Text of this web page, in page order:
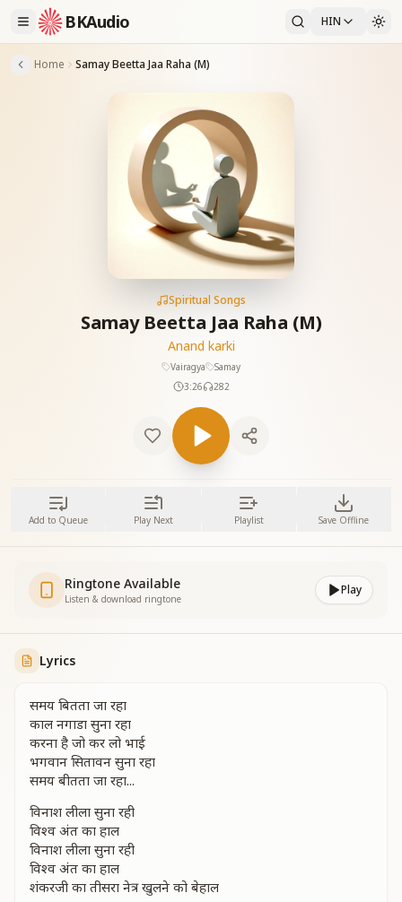
BKAudio HIN
Home Samay Beetta Jaa Raha (M)
Spiritual Songs
Samay Beetta Jaa Raha (M)
Anand karki
Vairagya
Samay
3:26
282
Add to Queue Play Next Playlist Save Offline
Ringtone Available
Listen & download ringtone
Play
Lyrics
समय बितता जा रहा
काल नगाडा सुना रहा
करना है जो कर लो भाई
भगवान सितावन सुना रहा
समय बीतता जा रहा...
विनाश लीला सुना रही
विश्व अंत का हाल
विनाश लीला सुना रही
विश्व अंत का हाल
शंकरजी का तीसरा नेत्र खुलने को बेहाल